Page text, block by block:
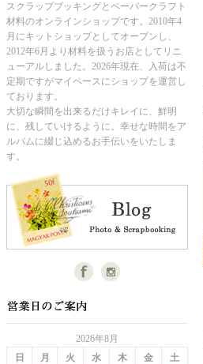
スクラップブッキングとペーパークラフト
材料のオンラインショップです。2010年4
月にキットショップとしてオープンし、
2012年6月より材料を扱うお店としてリニ
ューアルしました。2026年現在、入荷は不
定期ですがマイペースにショップを運営し
ております。
大切な瞬間を出来るだけキレイに、鮮明
に、残していけるように。幸せな時間をア
ルバムに綴じ込めるお手伝いをいたしま
す。
2026年8月
日
月 火 水 木 金
土